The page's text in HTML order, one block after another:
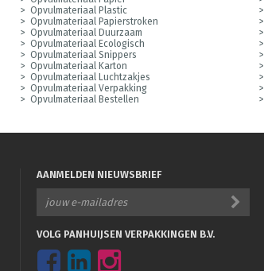
Opvulmateriaal Plastic
Opvulmateriaal Papierstroken
Opvulmateriaal Duurzaam
Opvulmateriaal Ecologisch
Opvulmateriaal Snippers
Opvulmateriaal Karton
Opvulmateriaal Luchtzakjes
Opvulmateriaal Verpakking
Opvulmateriaal Bestellen
AANMELDEN NIEUWSBRIEF
VOLG PANHUIJSEN VERPAKKINGEN B.V.